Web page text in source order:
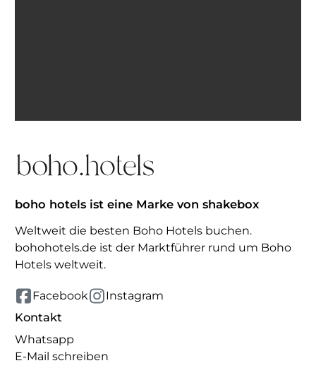
boho hotels ist eine Marke von shakebox
Weltweit die besten Boho Hotels buchen.
bohohotels.de ist der Marktführer rund um Boho
Hotels weltweit.
Facebook Instagram
Kontakt
Whatsapp
E-Mail schreiben